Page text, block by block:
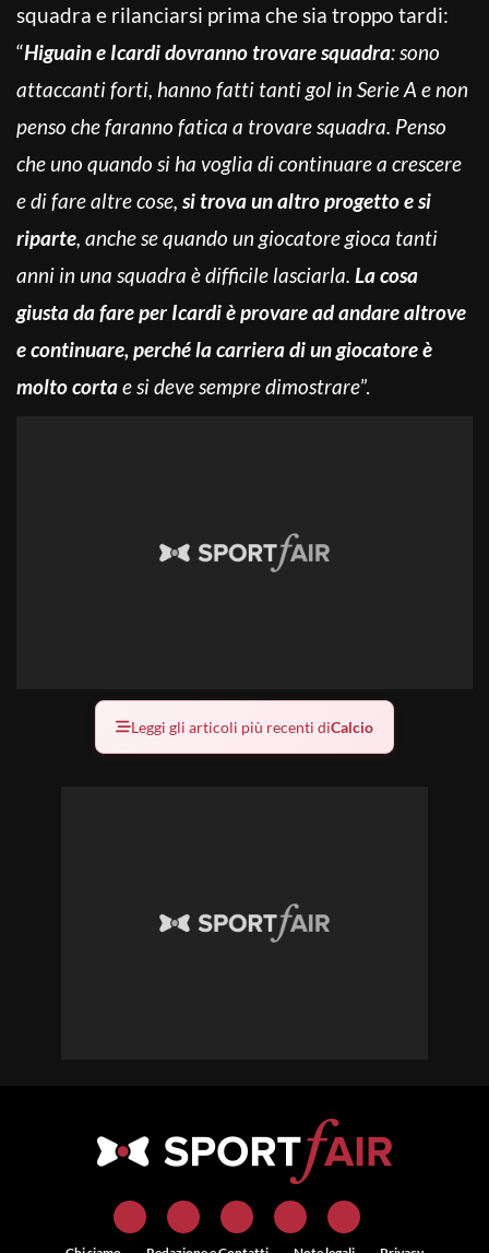
squadra e rilanciarsi prima che sia troppo tardi:
“Higuain e Icardi dovranno trovare squadra: sono
attaccanti forti, hanno fatti tanti gol in Serie A e non
penso che faranno fatica a trovare squadra. Penso
che uno quando si ha voglia di continuare a crescere
e di fare altre cose, si trova un altro progetto e si
riparte, anche se quando un giocatore gioca tanti
anni in una squadra è difficile lasciarla. La cosa
giusta da fare per Icardi è provare ad andare altrove
e continuare, perché la carriera di un giocatore è
molto cortae si deve sempre dimostrare”.
Leggi gli articoli più recenti diCalcio